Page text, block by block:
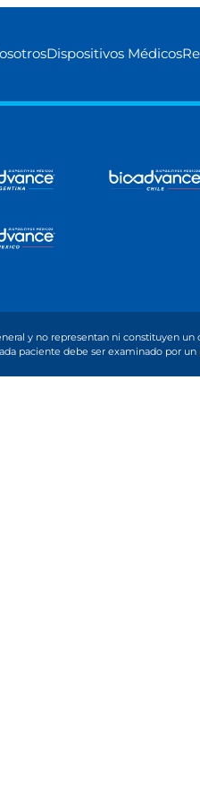
Dispositivos Médicos
y no representan ni constituyen
paciente debe ser examinado por